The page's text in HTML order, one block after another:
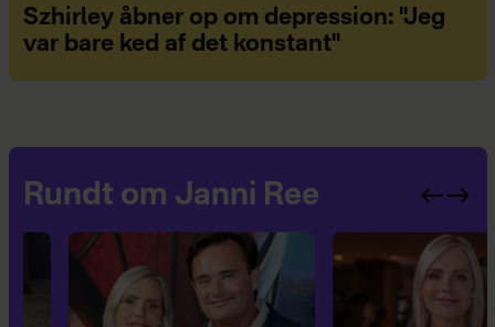
Szhirley åbner op om depression: "Jeg
var bare ked af det konstant"
Rundt om Janni Ree